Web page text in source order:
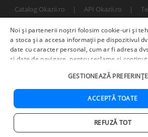
Acasa Cautare Cos
Catalog Okazii.ro API Okazii.ro
© 2000 - 2026 S.C. BITFACTOR
Noi și partenerii noștri folosim cookie-uri și
a stoca și a accesa informații pe dispozitivul
date cu caracter personal, cum ar fi adresa
și date de navigare, pentru reclame și conținut
îmbunătățirea serviciilor.Furnizori terți (225)
prelucra datele dvs. în aceste și alte scopuri,
precise de geolocalizare și caracteristici ale
dvs. se aplică doar acestui site web. Unii
interes legitim în loc de consimțământ; aveți
. Vă puteți retrage
GESTIONEAZĂ
ACCEPTĂ TOATE
REFUZĂ TOT